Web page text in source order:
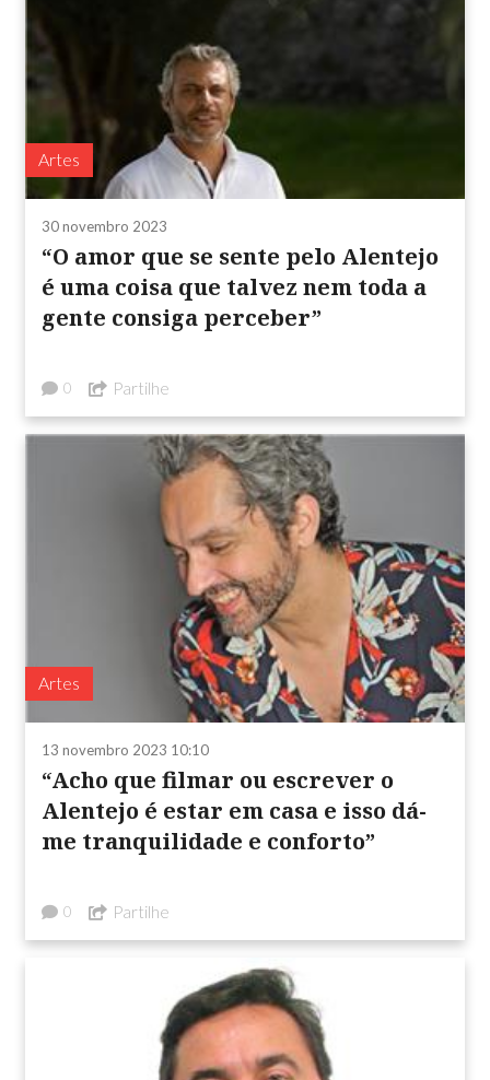
Artes
30 novembro 2023
“O amor que se sente pelo Alentejo
é uma coisa que talvez nem toda a
gente consiga perceber”
0 Partilhe
Artes
13 novembro 2023 10:10
“Acho que filmar ou escrever o
Alentejo é estar em casa e isso dá-
me tranquilidade e conforto”
0 Partilhe